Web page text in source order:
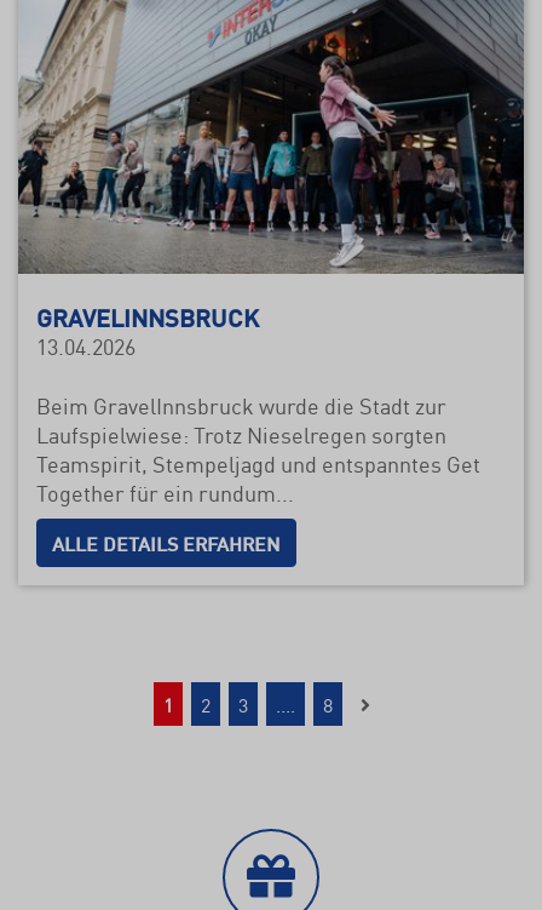
GRAVELINNSBRUCK
13.04.2026
Beim GravelInnsbruck wurde die Stadt zur
Laufspielwiese: Trotz Nieselregen sorgten
Teamspirit, Stempeljagd und entspanntes Get
Together für ein rundum...
ALLE DETAILS ERFAHREN
1 2 3 8